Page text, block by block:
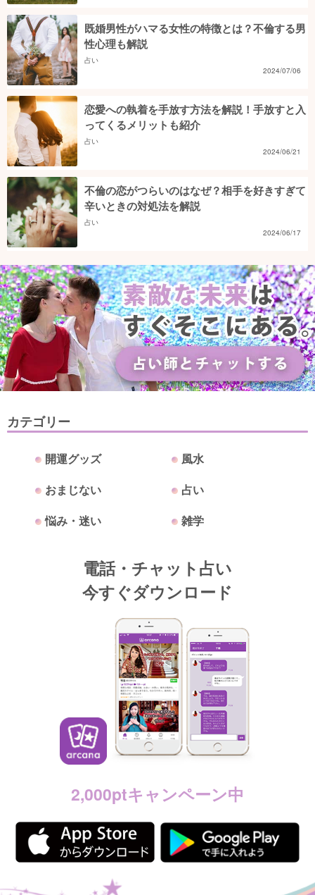
既婚男性がハマる女性の特徴とは？不倫する男
性心理も解説
占い
2024/07/06
恋愛への執着を手放す方法を解説！手放すと入
ってくるメリットも紹介
占い
2024/06/21
不倫の恋がつらいのはなぜ？相手を好きすぎて
辛いときの対処法を解説
占い
2024/06/17
カテゴリー
開運グッズ
風水
おまじない
占い
悩み・迷い
雑学
電話・チャット占い
今すぐダウンロード
2,000ptキャンペーン中